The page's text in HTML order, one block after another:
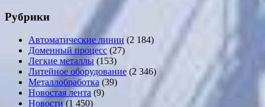
Рубрики
Автоматические линии (2 184)
Доменный процесс (27)
Легкие металлы (153)
Литейное оборудование (2 346)
Металлобработка (39)
Новостая лента (9)
Новости (1 450)